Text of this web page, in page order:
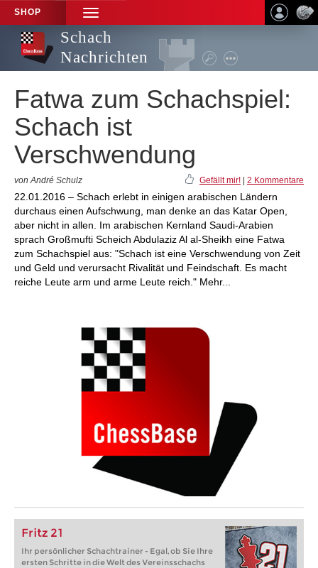
SHOP
TOGGLE
NAVIGATION
Schach
Nachrichten
Fatwa zum Schachspiel:
Schach ist
Verschwendung
von André Schulz Gefällt mir! 2 Kommentare
22.01.2016 – Schach erlebt in einigen arabischen Ländern
durchaus einen Aufschwung, man denke an das Katar Open,
aber nicht in allen. Im arabischen Kernland Saudi-Arabien
sprach Großmufti Scheich Abdulaziz Al al-Sheikh eine Fatwa
zum Schachspiel aus: "Schach ist eine Verschwendung von Zeit
und Geld und verursacht Rivalität und Feindschaft. Es macht
reiche Leute arm und arme Leute reich." Mehr...
Fritz 21
Ihr persönlicher Schachtrainer - Egal, ob Sie Ihre
ersten Schritte in die Welt des Vereinsschachs